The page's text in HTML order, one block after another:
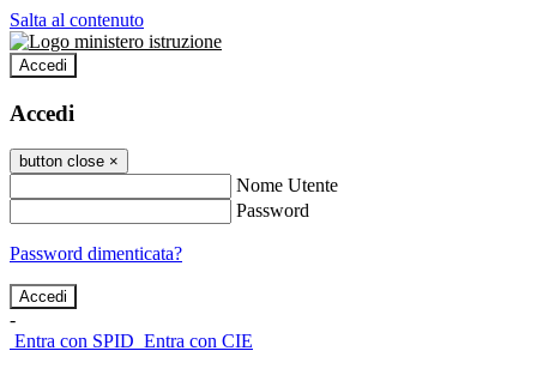
Salta al contenuto
Accedi
Accedi
button close ×
Nome Utente
Password
Password dimenticata?
-
Entra con SPID Entra con CIE